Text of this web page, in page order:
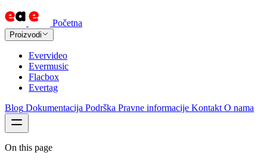
Početna
Proizvodi
Evervideo
Evermusic
Flacbox
Evertag
Blog Dokumentacija Podrška Pravne informacije Kontakt O nama
On this page